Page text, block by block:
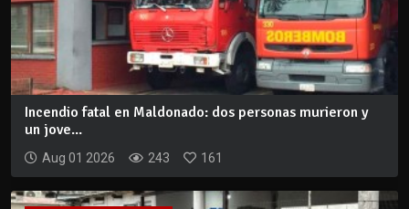
Incendio fatal en Maldonado: dos personas murieron y
un jove...
Aug 01 2026 243 161